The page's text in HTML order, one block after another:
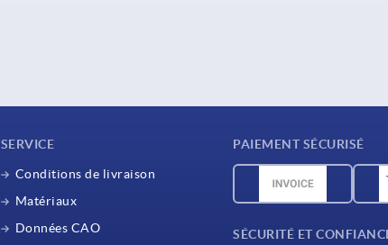
SERVICE
Conditions de livraison
Matériaux
Données CAO
PAIEMENT SÉCURISÉ
SÉCURITÉ ET